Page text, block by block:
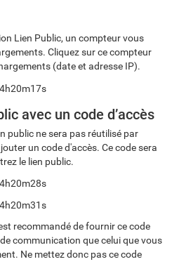
Lien Public, un compteur vous
Cliquez sur ce compteur
(date et adresse IP).
avec un code d’accès
public ne sera pas réutilisé par
un code d'accès. Ce code sera
le lien public.
recommandé de fournir ce code
communication que celui que vous
Ne mettez donc pas ce code